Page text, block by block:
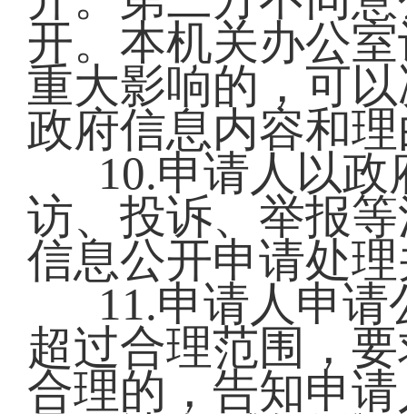
开。本机关办公
重大影响的，可
政府信息内容和
10.申请人以
访、投诉、举报
信息公开申请处
11.申请人申
超过合理范围，
合理的，告知申